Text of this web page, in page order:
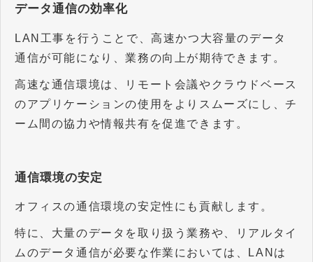
データ通信の効率化
LAN工事を行うことで、高速かつ大容量のデータ
通信が可能になり、業務の向上が期待できます。
高速な通信環境は、リモート会議やクラウドベース
のアプリケーションの使用をよりスムーズにし、チ
ーム間の協力や情報共有を促進できます。
通信環境の安定
オフィスの通信環境の安定性にも貢献します。
特に、大量のデータを取り扱う業務や、リアルタイ
ムのデータ通信が必要な作業においては、LANは